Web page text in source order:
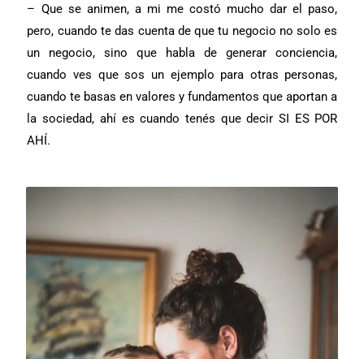
– Que se animen, a mi me costó mucho dar el paso,
pero, cuando te das cuenta de que tu negocio no solo es
un negocio, sino que habla de generar conciencia,
cuando ves que sos un ejemplo para otras personas,
cuando te basas en valores y fundamentos que aportan a
la sociedad, ahí es cuando tenés que decir SI ES POR
AHÍ.